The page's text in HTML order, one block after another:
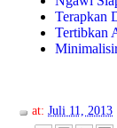
Terapkan
Tertibkan
at: Juli 11, 2013